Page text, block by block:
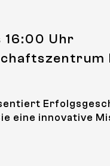
16:00 Uhr
eine innovative